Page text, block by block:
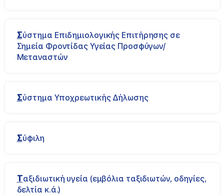
Σύστημα Επιδημιολογικής Επιτήρησης σε
Σημεία Φροντίδας Υγείας Προσφύγων/
Μεταναστών
Σύστημα Υποχρεωτικής Δήλωσης
Σύφιλη
Ταξιδιωτική υγεία (εμβόλια ταξιδιωτών, οδηγίες,
δελτία κ.ά.)